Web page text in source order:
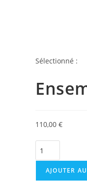
Sélectionné :
110,00 €
AJOUTER